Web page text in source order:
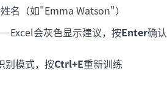
名（如"Emma Watson"）
会灰色显示建议，按Enter确认
别模式，按Ctrl+E重新训练